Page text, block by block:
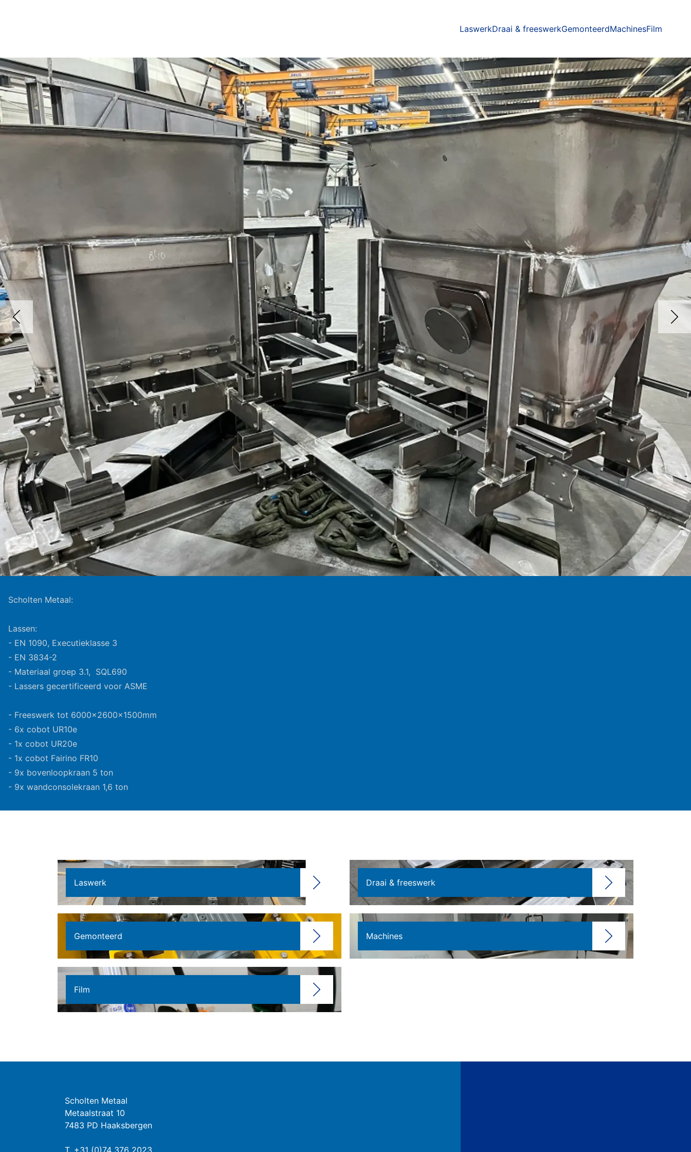
LaswerkDraai & freeswerkGemonteerdMachinesFilm
Scholten Metaal:
Lassen:
- EN 1090, Executieklasse 3
- EN 3834-2
- Materiaal groep 3.1, SQL690
- Lassers gecertificeerd voor ASME
- Freeswerk tot 6000x2600x1500mm
- 6x cobot UR10e
- 1x cobot UR20e
- 1x cobot Fairino FR10
- 9x bovenloopkraan 5 ton
- 9x wandconsolekraan 1,6 ton
Laswerk Draai & freeswerk
Gemonteerd Machines
Film
Scholten Metaal
Metaalstraat 10
7483 PD Haaksbergen
T. +31 (0)74 376 2023